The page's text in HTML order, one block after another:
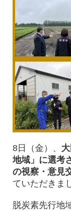
8日（金）、
地域」に選考
の視察・意見
ていただきま
脱炭素先行地